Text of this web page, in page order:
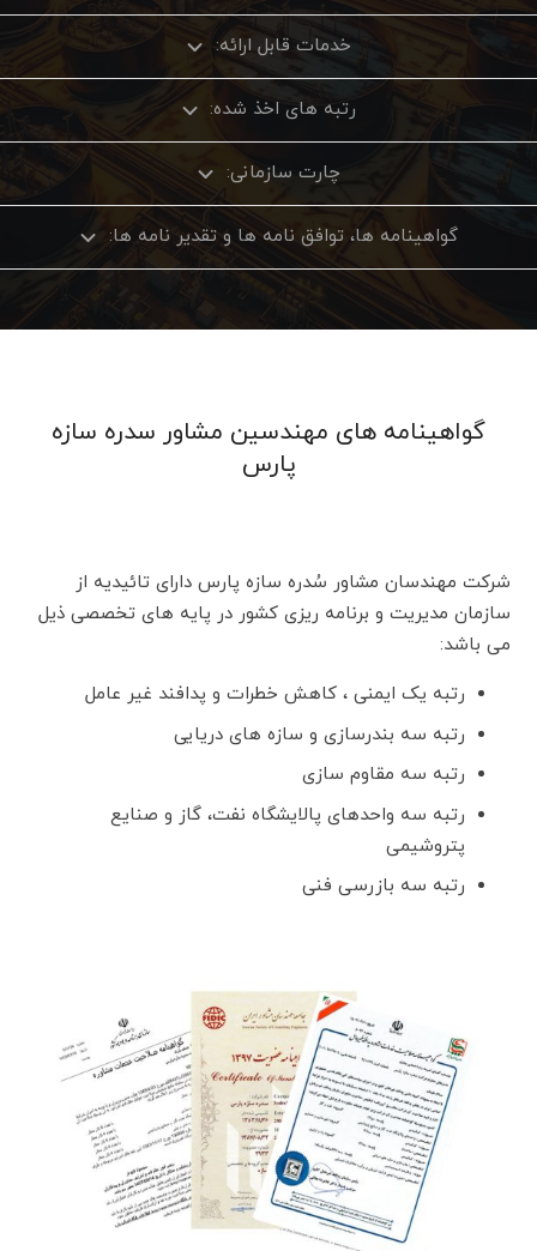
خدمات قابل ارائه:
رتبه های اخذ شده:
چارت سازمانی:
گواهینامه ها، توافق نامه ها و تقدیر نامه ها:
گواهینامه های مهندسین مشاور سدره سازه
پارس
شرکت مهندسان مشاور سُدره سازه پارس دارای تائیدیه از
سازمان مدیریت و برنامه ریزی کشور در پایه های تخصصی ذیل
می باشد:
رتبه یک ایمنی ، کاهش خطرات و پدافند غیر عامل
رتبه سه بندرسازی و سازه های دریایی
رتبه سه مقاوم سازی
رتبه سه واحدهای پالایشگاه نفت، گاز و صنایع
پتروشیمی
رتبه سه بازرسی فنی